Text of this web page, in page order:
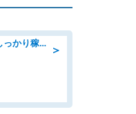
＞
自動車部品の検査/寮費無料でしっかり稼げる denso aichi